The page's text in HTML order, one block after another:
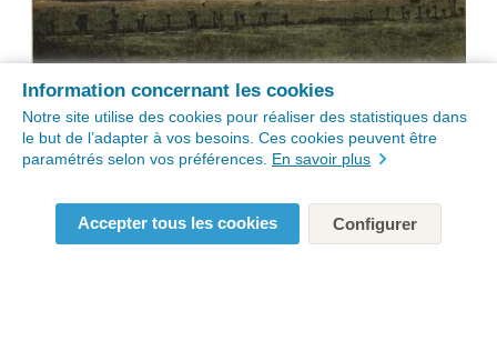
Information concernant les cookies
Notre site utilise des cookies pour réaliser des statistiques dans
le but de l’adapter à vos besoins. Ces cookies peuvent être
paramétrés selon vos préférences. En savoir plus
Accepter tous les cookies Configurer